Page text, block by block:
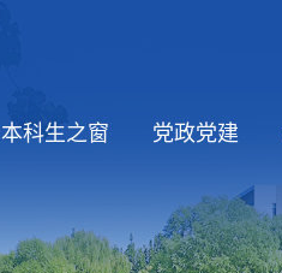
本科生之窗 党政党建
党风廉政
工会活动